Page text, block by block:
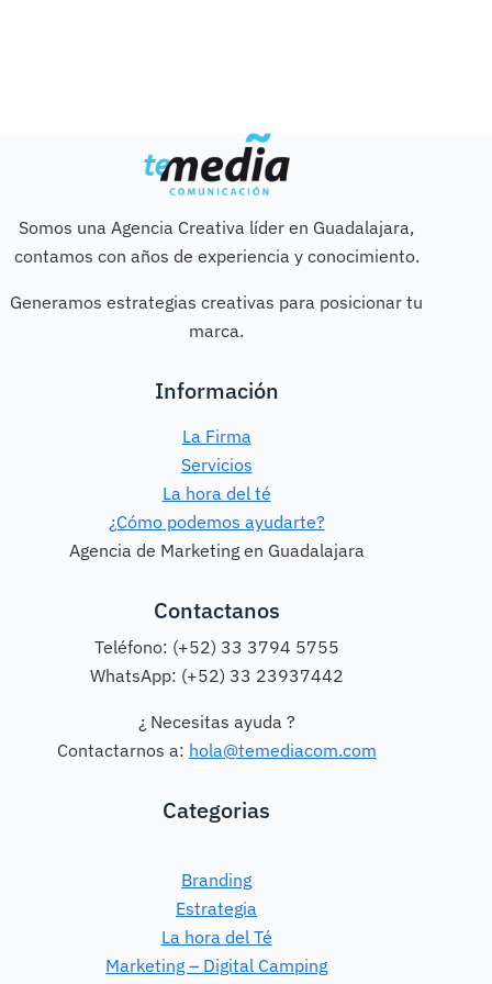
Somos una Agencia Creativa líder en Guadalajara,
contamos con años de experiencia y conocimiento.
Generamos estrategias creativas para posicionar tu
marca.
Información
La Firma
Servicios
La hora del té
¿Cómo podemos ayudarte?
Agencia de Marketing en Guadalajara
Contactanos
Teléfono: (+52) 33 3794 5755
WhatsApp: (+52) 33 23937442
¿ Necesitas ayuda ?
Contactarnos a: hola@temediacom.com
Categorias
Branding
Estrategia
La hora del Té
Marketing – Digital Camping